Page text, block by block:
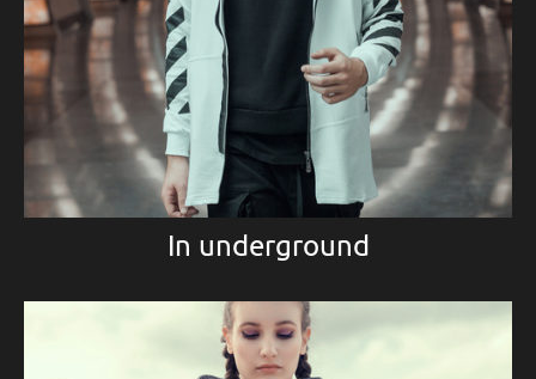
In underground